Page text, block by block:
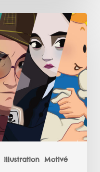
illustration Motivé